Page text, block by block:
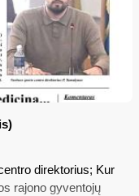
direktorius; Kur
rajono gyventojų